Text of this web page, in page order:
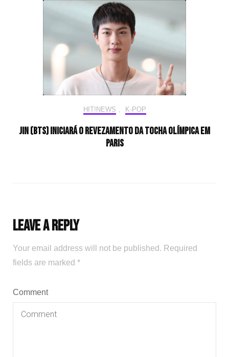
HIT!NEWS , K-POP
Jin (BTS) iniciará o revezamento da tocha olímpica em
Paris
Leave a Reply
Your email address will not be published. Required
fields are marked *
Comment